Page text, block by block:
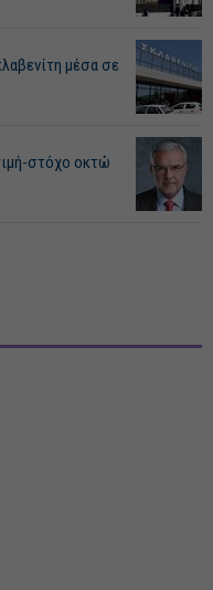
μέσα σε
στόχο οκτώ